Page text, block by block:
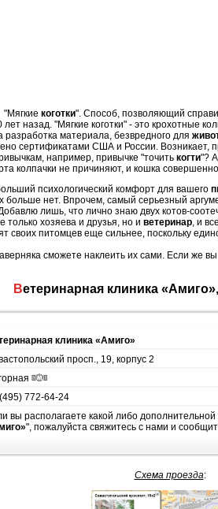
"Мягкие коготки". Способ, позволяющий
лет назад. "Мягкие коготки" - это крохотные
материала, безвредного для
сертификатами США и России.
например, привычке "точить когти"?
колпачки не причиняют, и кошка
психологический комфорт для вашего
больше нет. Впрочем, самый серьезный
лишь, что лично знаю двух котов-
хозяева и друзья, но и ветеринар, и
своих питомцев еще сильнее, поскольку
сможете наклеить их сами. Если же
Ветеринарная клиника
клиника «Амиго»
просп., 19, корпус 2
772-64-24
вы располагаете какой либо
", пожалуйста свяжитесь с нами и
Схема проезда: